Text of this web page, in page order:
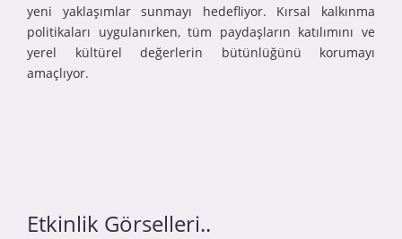
yeni yaklaşımlar sunmayı hedefliyor. Kırsal kalkınma
politikaları uygulanırken, tüm paydaşların katılımını ve
yerel kültürel değerlerin bütünlüğünü korumayı
amaçlıyor.
Etkinlik Görselleri..